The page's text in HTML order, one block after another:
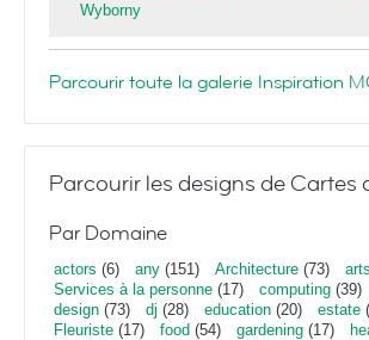
Wyborny
Parcourir toute la galerie Inspiration
Parcourir les designs de Cartes
Par Domaine
actors (6) any (151) Architecture (73) arts
Services à la personne (17) computing (39)
design (73) dj (28) education (20) estate
Fleuriste (17) food (54) gardening (17)